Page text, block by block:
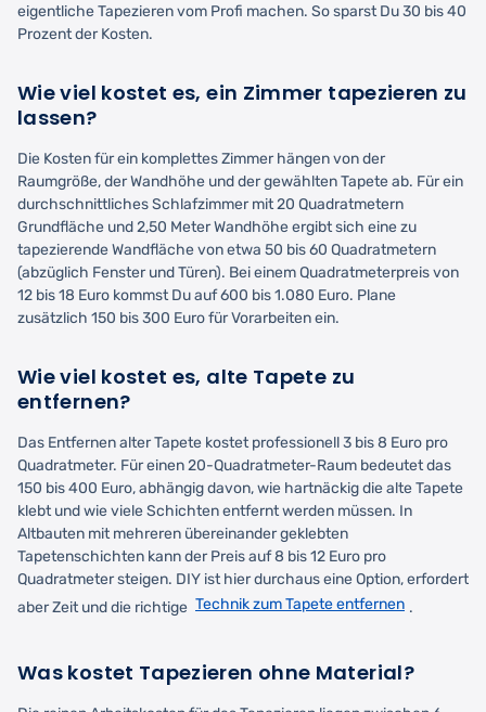
eigentliche Tapezieren vom Profi machen. So sparst Du 30 bis 40
Prozent der Kosten.
Wie viel kostet es, ein Zimmer tapezieren zu
lassen?
Die Kosten für ein komplettes Zimmer hängen von der
Raumgröße, der Wandhöhe und der gewählten Tapete ab. Für ein
durchschnittliches Schlafzimmer mit 20 Quadratmetern
Grundfläche und 2,50 Meter Wandhöhe ergibt sich eine zu
tapezierende Wandfläche von etwa 50 bis 60 Quadratmetern
(abzüglich Fenster und Türen). Bei einem Quadratmeterpreis von
12 bis 18 Euro kommst Du auf 600 bis 1.080 Euro. Plane
zusätzlich 150 bis 300 Euro für Vorarbeiten ein.
Wie viel kostet es, alte Tapete zu
entfernen?
Das Entfernen alter Tapete kostet professionell 3 bis 8 Euro pro
Quadratmeter. Für einen 20-Quadratmeter-Raum bedeutet das
150 bis 400 Euro, abhängig davon, wie hartnäckig die alte Tapete
klebt und wie viele Schichten entfernt werden müssen. In
Altbauten mit mehreren übereinander geklebten
Tapetenschichten kann der Preis auf 8 bis 12 Euro pro
Quadratmeter steigen. DIY ist hier durchaus eine Option, erfordert
aber Zeit und die richtige Technik zum Tapete entfernen .
Was kostet Tapezieren ohne Material?